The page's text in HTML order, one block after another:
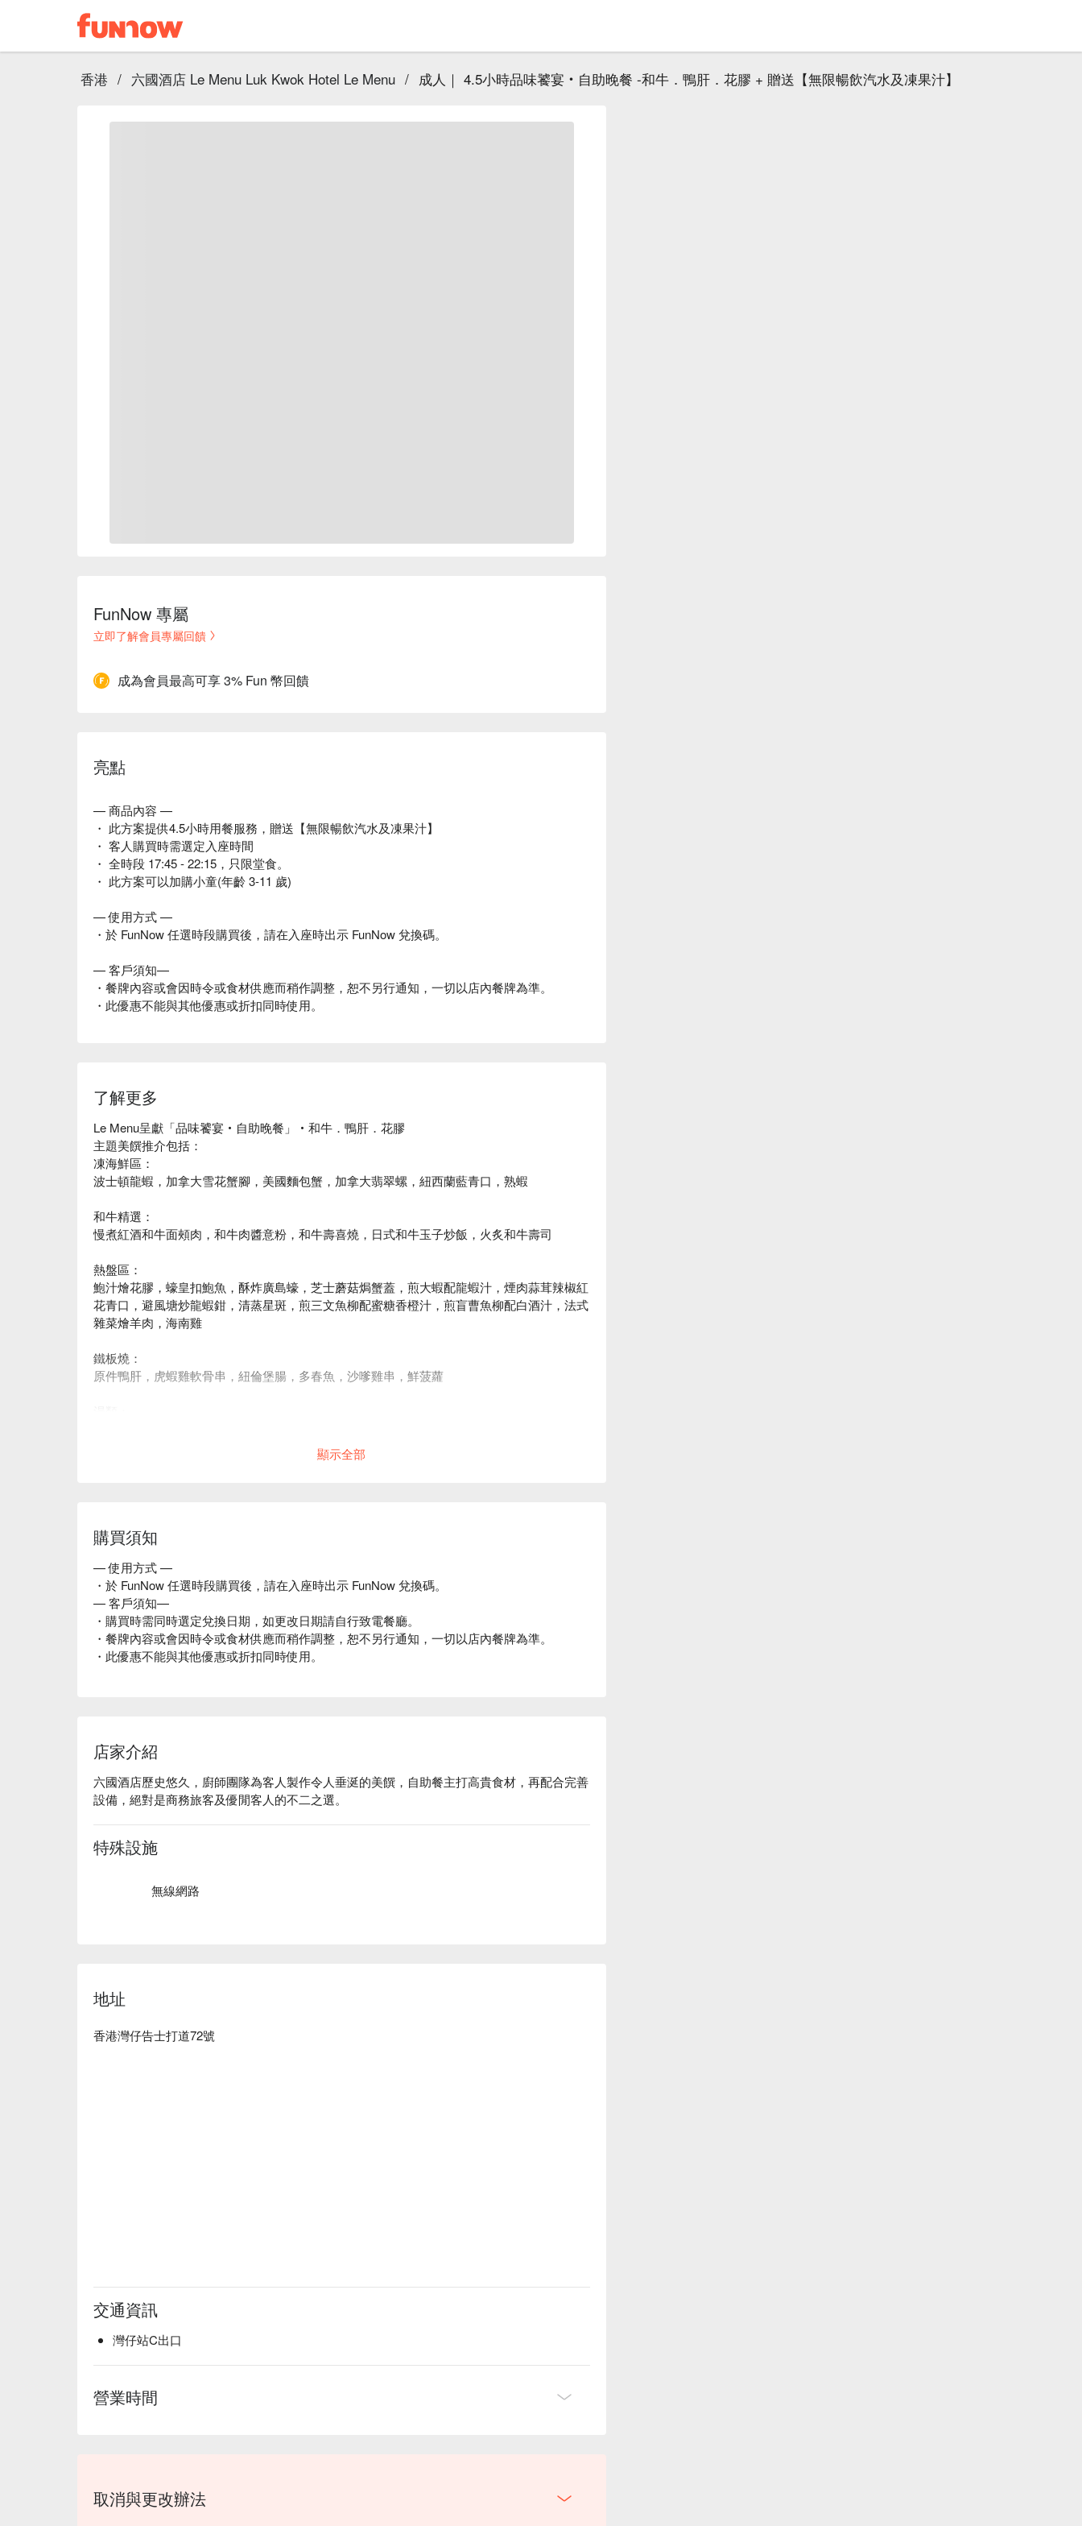
香港 / 六國酒店 Le Menu Luk Kwok Hotel Le Menu / 成人｜ 4.5小時品味饕宴‧自助晚餐 -和牛．鴨肝．花膠 + 贈送【無限暢飲汽水及凍果汁】
FunNow 專屬
立即了解會員專屬回饋
成為會員最高可享 3% Fun 幣回饋
亮點
— 商品內容 —
・ 此方案提供4.5小時用餐服務，贈送【無限暢飲汽水及凍果汁】
・ 客人購買時需選定入座時間
・ 全時段 17:45 - 22:15，只限堂食。
・ 此方案可以加購小童(年齡 3-11 歲)
— 使用方式 —
・於 FunNow 任選時段購買後，請在入座時出示 FunNow 兌換碼。
— 客戶須知—
・餐牌內容或會因時令或食材供應而稍作調整，恕不另行通知，一切以店內餐牌為準。
・此優惠不能與其他優惠或折扣同時使用。
了解更多
Le Menu呈獻「品味饕宴‧自助晚餐」‧和牛．鴨肝．花膠
主題美饌推介包括：
凍海鮮區：
波士頓龍蝦，加拿大雪花蟹腳，美國麵包蟹，加拿大翡翠螺，紐西蘭藍青口，熟蝦
和牛精選：
慢煮紅酒和牛面頰肉，和牛肉醬意粉，和牛壽喜燒，日式和牛玉子炒飯，火炙和牛壽司
熱盤區：
鮑汁燴花膠，蠔皇扣鮑魚，酥炸廣島蠔，芝士蘑菇焗蟹蓋，煎大蝦配龍蝦汁，煙肉蒜茸辣椒紅
花青口，避風塘炒龍蝦鉗，清蒸星斑，煎三文魚柳配蜜糖香橙汁，煎盲曹魚柳配白酒汁，法式
雜菜燴羊肉，海南雞
鐵板燒：
原件鴨肝，虎蝦雞軟骨串，紐倫堡腸，多春魚，沙嗲雞串，鮮菠蘿
火鍋和牛片，京蔥，鮮冬菇，白蘿蔔，金菇，大白菜
刺身及壽司區 (壽司即叫即做)：
三文魚，吞拿魚，劍魚，甜蝦，八爪魚，馬刀貝
冷盤類：
意大利火腿，莎樂美香腸，煙三文魚，凍肉碟，鮮蝦海葡萄蔬菜啫喱
甜品區：
Häagen-Dazs雪糕，即製窩夫，焦糖蘋果芝士蛋糕，開心果杏仁蛋糕，士多啤梨慕絲蛋糕，焙
茶拿破崙，鮮果撻，葡式蛋撻，焦糖燉蛋，麵包布甸，黑加侖子奶凍，椰汁西米糕椰汁西米
糕，蜜柑凍餅
顯示全部
購買須知
— 使用方式 —
・於 FunNow 任選時段購買後，請在入座時出示 FunNow 兌換碼。
— 客戶須知—
・購買時需同時選定兌換日期，如更改日期請自行致電餐廳。
・餐牌內容或會因時令或食材供應而稍作調整，恕不另行通知，一切以店內餐牌為準。
・此優惠不能與其他優惠或折扣同時使用。
店家介紹
六國酒店歷史悠久，廚師團隊為客人製作令人垂涎的美饌，自助餐主打高貴食材，再配合完善
設備，絕對是商務旅客及優閒客人的不二之選。
特殊設施
無線網路
地址
香港灣仔告士打道72號
交通資訊
灣仔站C出口
營業時間
取消與更改辦法